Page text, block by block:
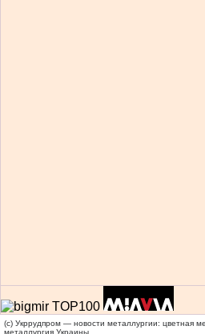
(c) Укррудпром — новости металлургии: цветная